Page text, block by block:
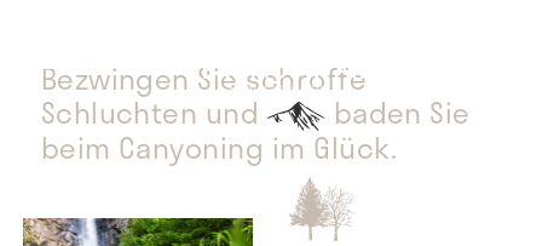
Bezwingen Sie schroffe
Schluchten und baden Sie
beim Canyoning im Glück.